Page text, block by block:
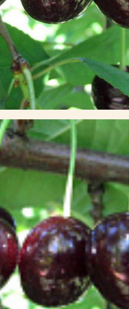
Зимние товары
Крупномеры
Консультации специалистов
Полезная литература
Прайс-листы
Системы скидок, программы
лояльности
Оплата
Полезные советы
Возврат и замена